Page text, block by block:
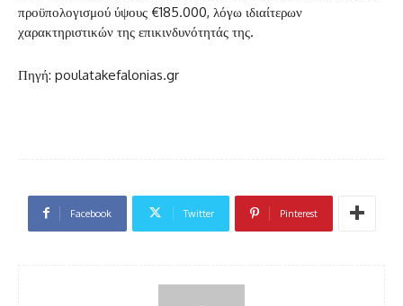
προϋπολογισμού ύψους €185.000, λόγω ιδιαίτερων
χαρακτηριστικών της επικινδυνότητάς της.
Πηγή: poulatakefalonias.gr
Facebook Twitter Pinterest